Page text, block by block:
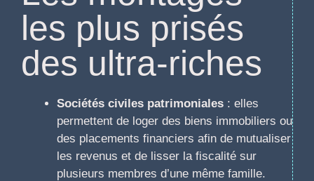
les plus prisés
des ultra-riches
Sociétés civiles patrimoniales : elles
permettent de loger des biens immobiliers ou
des placements financiers afin de mutualiser
les revenus et de lisser la fiscalité sur
plusieurs membres d’une même famille.